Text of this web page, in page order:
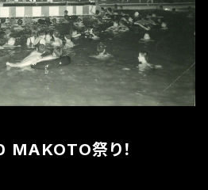
MAKOTO祭り！